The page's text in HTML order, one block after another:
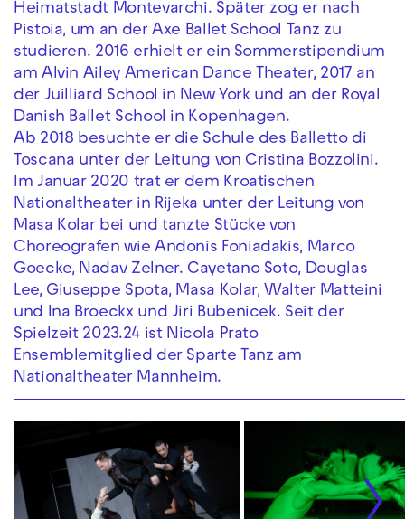
Heimatstadt Montevarchi. Später zog er nach
Pistoia, um an der Axe Ballet School Tanz zu
studieren. 2016 erhielt er ein Sommerstipendium
am Alvin Ailey American Dance Theater, 2017 an
der Juilliard School in New York und an der Royal
Danish Ballet School in Kopenhagen.
Ab 2018 besuchte er die Schule des Balletto di
Toscana unter der Leitung von Cristina Bozzolini.
Im Januar 2020 trat er dem Kroatischen
Nationaltheater in Rijeka unter der Leitung von
Masa Kolar bei und tanzte Stücke von
Choreografen wie Andonis Foniadakis, Marco
Goecke, Nadav Zelner. Cayetano Soto, Douglas
Lee, Giuseppe Spota, Masa Kolar, Walter Matteini
und Ina Broeckx und Jiri Bubenicek. Seit der
Spielzeit 2023.24 ist Nicola Prato
Ensemblemitglied der Sparte Tanz am
Nationaltheater Mannheim.